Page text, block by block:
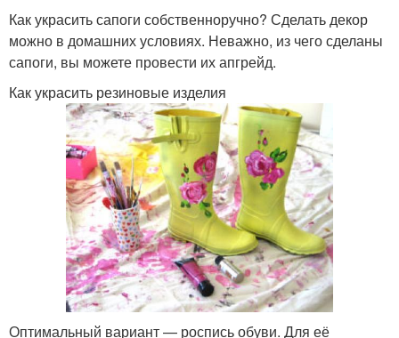
Как украсить сапоги собственноручно? Сделать декор
можно в домашних условиях. Неважно, из чего сделаны
сапоги, вы можете провести их апгрейд.
Как украсить резиновые изделия
Оптимальный вариант — роспись обуви. Для её